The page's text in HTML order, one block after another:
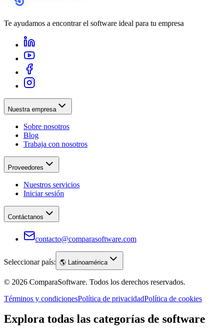
Te ayudamos a encontrar el software ideal para tu empresa
Nuestra empresa
Sobre nosotros
Blog
Trabaja con nosotros
Proveedores
Nuestros servicios
Iniciar sesión
Contáctanos
contacto@comparasoftware.com
Seleccionar país: 🌎 Latinoamérica
© 2026 ComparaSoftware. Todos los derechos reservados.
Términos y condicionesPolítica de privacidadPolítica de cookies
Explora todas las categorías de software